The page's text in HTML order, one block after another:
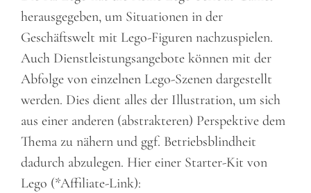
herausgegeben, um Situationen in der
Geschäftswelt mit Lego-Figuren nachzuspielen.
Auch Dienstleistungsangebote können mit der
Abfolge von einzelnen Lego-Szenen dargestellt
werden. Dies dient alles der Illustration, um sich
aus einer anderen (abstrakteren) Perspektive dem
Thema zu nähern und ggf. Betriebsblindheit
dadurch abzulegen. Hier einer Starter-Kit von
Lego (*Affiliate-Link):